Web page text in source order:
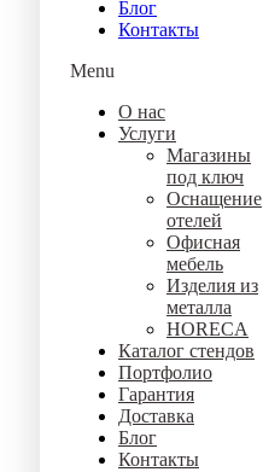
Блог
Контакты
Menu
О нас
Услуги
Магазины
под ключ
Оснащение
отелей
Офисная
мебель
Изделия из
металла
HORECA
Каталог стендов
Портфолио
Гарантия
Доставка
Блог
Контакты